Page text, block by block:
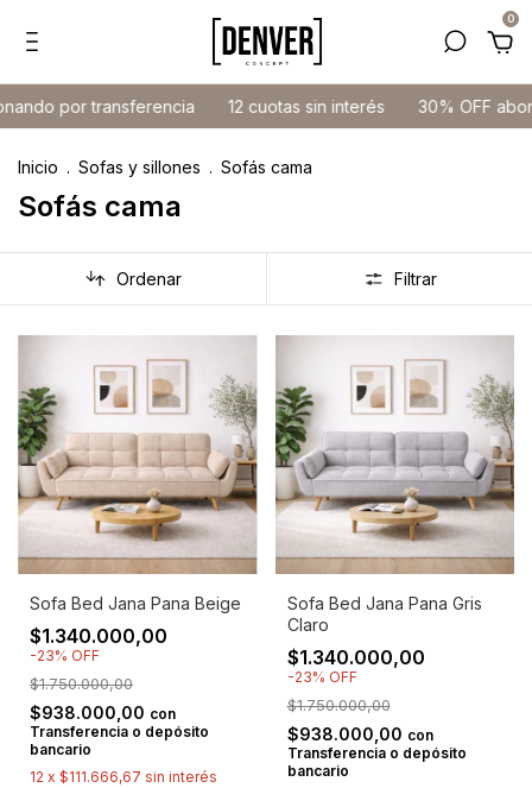
0
por transferencia 12 cuotas sin interés 30% OFF
Inicio . Sofas y sillones . Sofás cama
Sofás cama
Ordenar Filtrar
Sofa Bed Jana Pana Beige
$1.340.000,00
-23% OFF
$1.750.000,00
$938.000,00 con
Transferencia o depósito
bancario
12 x $111.666,67 sin interés
Sofa Bed Jana Pana Gris
Claro
$1.340.000,00
-23% OFF
$1.750.000,00
$938.000,00 con
Transferencia o depósito
bancario